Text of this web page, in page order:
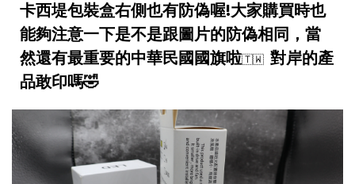
卡西堤包裝盒右側也有防偽喔!大家購買時也
能夠注意一下是不是跟圖片的防偽相同，當
然還有最重要的中華民國 國旗啦🇹🇼 對岸的產
品敢印嗎🤣